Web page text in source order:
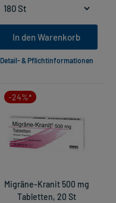
In den Warenkorb
Detail- & Pflichtinformationen
-24%*
Migräne-Kranit 500 mg
Tabletten, 20 St